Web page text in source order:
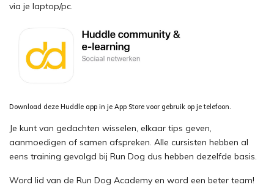
via je laptop/pc.
Download deze Huddle app in je App Store voor gebruik op je telefoon.
Je kunt van gedachten wisselen, elkaar tips geven,
aanmoedigen of samen afspreken. Alle cursisten hebben al
eens training gevolgd bij Run Dog dus hebben dezelfde basis.
Word lid van de Run Dog Academy en word een beter team!